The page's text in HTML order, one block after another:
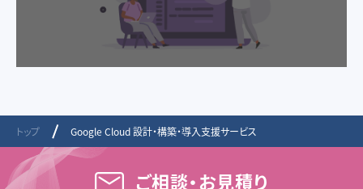
トップ Google Cloud 設計・構築・導入支援サービス
ご相談・お見積り